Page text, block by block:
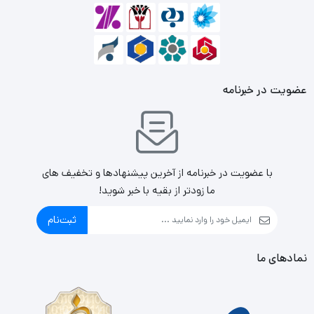
نصب شده است و امکان اضافه کردن 3 فن دیگر را نیز دارد.
عضویت در خبرنامه
با عضویت در خبرنامه از آخرین پیشنهادها و تخفیف های
ما زودتر از بقیه با خبر شوید!
ثبت‌نام
نمادهای ما